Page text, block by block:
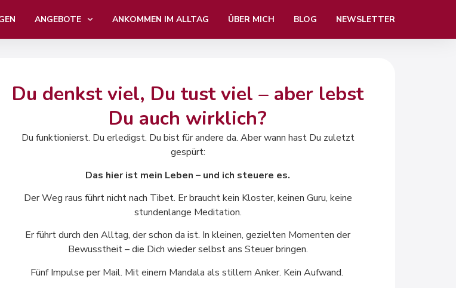
ANGEBOTE ANKOMMEN IM ALLTAG ÜBER MICH BLOG NEWSLETTER
Du denkst viel, Du tust viel – aber lebst
Du auch wirklich?
Du funktionierst. Du erledigst. Du bist für andere da. Aber wann hast Du zuletzt
gespürt:
Das hier ist mein Leben – und ich steuere es.
Der Weg raus führt nicht nach Tibet. Er braucht kein Kloster, keinen Guru, keine
stundenlange Meditation.
Er führt durch den Alltag, der schon da ist. In kleinen, gezielten Momenten der
Bewusstheit – die Dich wieder selbst ans Steuer bringen.
Fünf Impulse per Mail. Mit einem Mandala als stillem Anker. Kein Aufwand.